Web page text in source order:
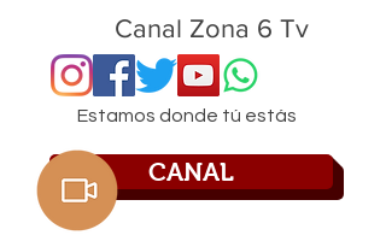
Canal Zona 6 Tv
Estamos donde tú estás
CANAL